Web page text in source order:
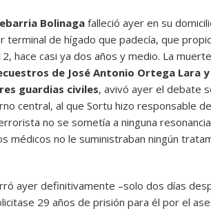
Bolinagafalleció ayer en su
terminal de hígado que padecía, que
hace casi ya dos años y medio. La
de José Antonio Ortega Lara
guardias civiles, avivó ayer el debate
central, al que Sortu hizo responsable
no se sometía a ninguna
médicos no le suministraban ningún
ayer definitivamente –solo dos días
29 años de prisión para él por el